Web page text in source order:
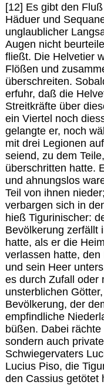
[12] Es gibt den
Häduer und
unglaublicher
Augen nicht
fließt. Die Helvetier
Flößen und
überschreiten.
erfuhr, daß die
Streitkräfte über
ein Viertel noch
gelangte er, noch
mit drei Legionen
seiend, zu dem
überschritten hatte.
und ahnungslos
Teil von ihnen
verbargen sich in
hieß Tigurinischer:
Bevölkerung zerfällt
hatte, als er die
verlassen hatte,
und sein Heer
es durch Zufall oder
unsterblichen
Bevölkerung, der
empfindliche
büßen. Dabei
sondern auch
Schwiegervaters
Lucius Piso, die
den Cassius getötet